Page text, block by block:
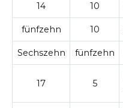
14 10
fünfzehn 10
Sechszehn fünfzehn
17 5